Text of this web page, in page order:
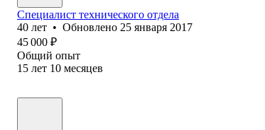
Специалист технического отдела
40 лет • Обновлено 25 января 2017
45 000 ₽
Общий опыт
15 лет 10 месяцев